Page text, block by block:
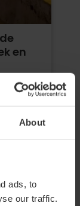
About
ads, to
our traffic.
en